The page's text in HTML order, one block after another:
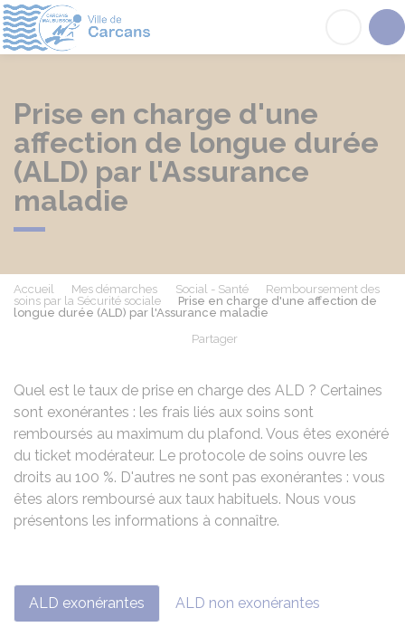
Prise en charge d'une
affection de longue durée
(ALD) par l'Assurance
maladie
Accueil Mes démarches Social - Santé
Remboursement des
soins par la Sécurité sociale
Prise en charge d'une affection de
longue durée (ALD) par l'Assurance maladie
Partager
Quel est le taux de prise en charge des ALD ? Certaines
sont exonérantes : les frais liés aux soins sont
remboursés au maximum du plafond. Vous êtes exonéré
du ticket modérateur. Le protocole de soins ouvre les
droits au 100 %. D'autres ne sont pas exonérantes : vous
êtes alors remboursé aux taux habituels. Nous vous
présentons les informations à connaître.
ALD exonérantes ALD non exonérantes